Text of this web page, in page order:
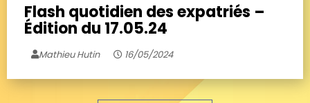
Flash quotidien des expatriés –
Édition du 17.05.24
Mathieu Hutin 16/05/2024